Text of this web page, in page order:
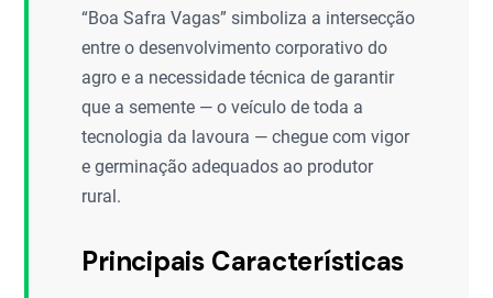
“Boa Safra Vagas” simboliza a intersecção
entre o desenvolvimento corporativo do
agro e a necessidade técnica de garantir
que a semente — o veículo de toda a
tecnologia da lavoura — chegue com vigor
e germinação adequados ao produtor
rural.
Principais Características